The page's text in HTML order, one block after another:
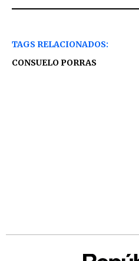
TAGS RELACIONADOS:
CONSUELO PORRAS